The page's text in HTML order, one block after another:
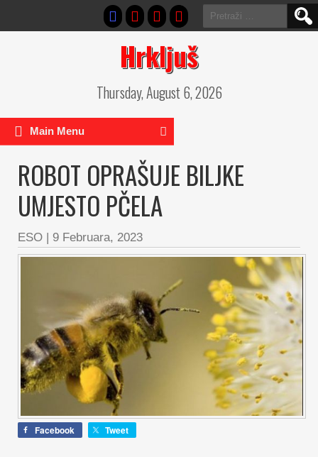
Pretraga:
Hrkljuš
Thursday, August 6, 2026
Main Menu
ROBOT OPRAŠUJE BILJKE
UMJESTO PČELA
ESO | 9 Februara, 2023
Facebook Tweet